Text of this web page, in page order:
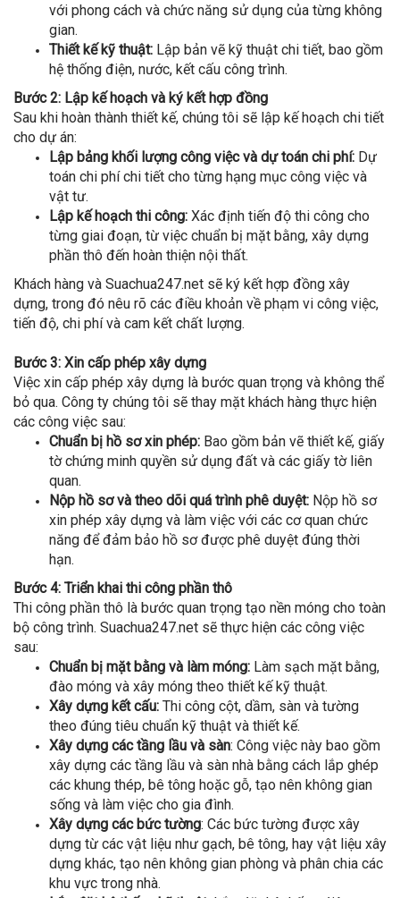
với phong cách và chức năng sử dụng của từng không
gian.
Thiết kế kỹ thuật: Lập bản vẽ kỹ thuật chi tiết, bao gồm
hệ thống điện, nước, kết cấu công trình.
Bước 2: Lập kế hoạch và ký kết hợp đồng
Sau khi hoàn thành thiết kế, chúng tôi sẽ lập kế hoạch chi tiết
cho dự án:
Lập bảng khối lượng công việc và dự toán chi phí: Dự
toán chi phí chi tiết cho từng hạng mục công việc và
vật tư.
Lập kế hoạch thi công: Xác định tiến độ thi công cho
từng giai đoạn, từ việc chuẩn bị mặt bằng, xây dựng
phần thô đến hoàn thiện nội thất.
Khách hàng và Suachua247.net sẽ ký kết hợp đồng xây
dựng, trong đó nêu rõ các điều khoản về phạm vi công việc,
tiến độ, chi phí và cam kết chất lượng.
Bước 3: Xin cấp phép xây dựng
Việc xin cấp phép xây dựng là bước quan trọng và không thể
bỏ qua. Công ty chúng tôi sẽ thay mặt khách hàng thực hiện
các công việc sau:
Chuẩn bị hồ sơ xin phép: Bao gồm bản vẽ thiết kế, giấy
tờ chứng minh quyền sử dụng đất và các giấy tờ liên
quan.
Nộp hồ sơ và theo dõi quá trình phê duyệt: Nộp hồ sơ
xin phép xây dựng và làm việc với các cơ quan chức
năng để đảm bảo hồ sơ được phê duyệt đúng thời
hạn.
Bước 4: Triển khai thi công phần thô
Thi công phần thô là bước quan trọng tạo nền móng cho toàn
bộ công trình. Suachua247.net sẽ thực hiện các công việc
sau:
Chuẩn bị mặt bằng và làm móng: Làm sạch mặt bằng,
đào móng và xây móng theo thiết kế kỹ thuật.
Xây dựng kết cấu: Thi công cột, dầm, sàn và tường
theo đúng tiêu chuẩn kỹ thuật và thiết kế.
Xây dựng các tầng lầu và sàn: Công việc này bao gồm
xây dựng các tầng lầu và sàn nhà bằng cách lắp ghép
các khung thép, bê tông hoặc gỗ, tạo nên không gian
sống và làm việc cho gia đình.
Xây dựng các bức tường: Các bức tường được xây
dựng từ các vật liệu như gạch, bê tông, hay vật liệu xây
dựng khác, tạo nên không gian phòng và phân chia các
khu vực trong nhà.